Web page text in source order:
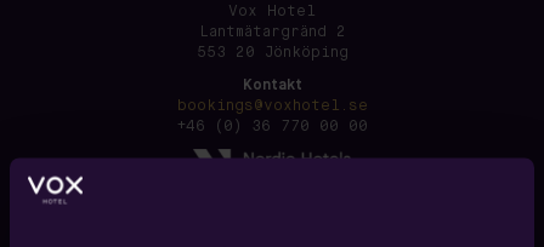
Vox Hotel
Lantmätargränd 2
553 20 Jönköping
Kontakt
bookings@voxhotel.se
+46 (0) 36 770 00 00